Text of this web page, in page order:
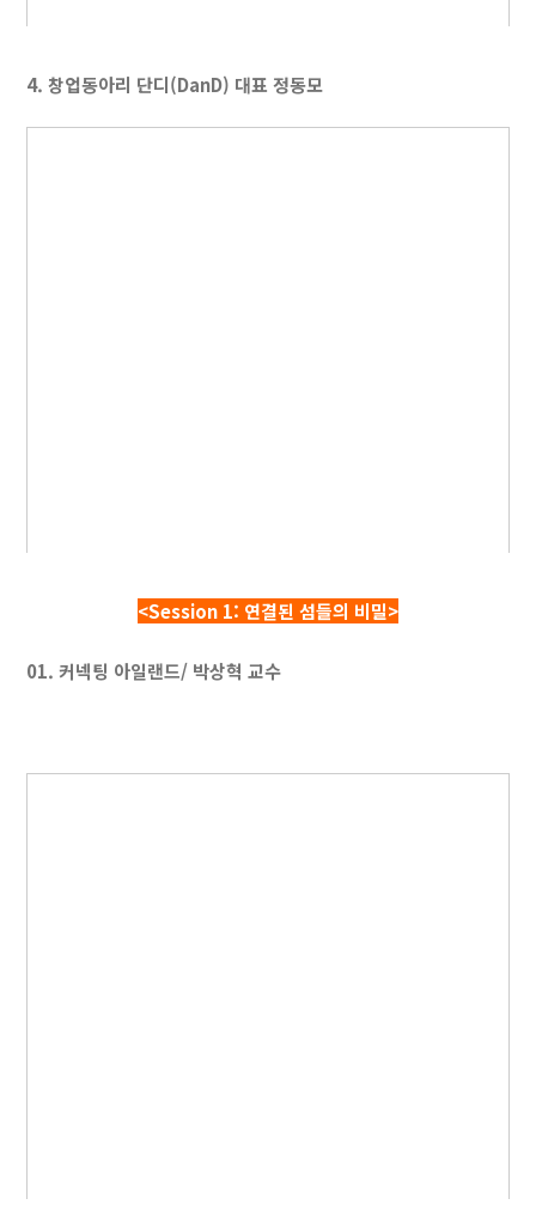
4. 창업동아리 단디(DanD) 대표 정동모
<Session 1: 연결된 섬들의 비밀>
01. 커넥팅 아일랜드/ 박상혁 교수